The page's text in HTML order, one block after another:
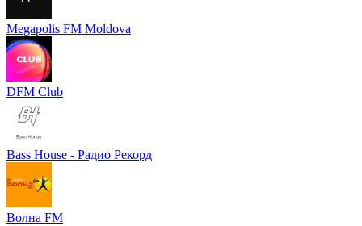
Megapolis FM Moldova
DFM Club
Bass House - Радио Рекорд
Волна FM